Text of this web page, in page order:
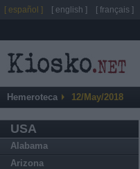
Hemeroteca 12/May/2018
USA
Alabama
Arizona
[ español ] [ english ] [ français ]